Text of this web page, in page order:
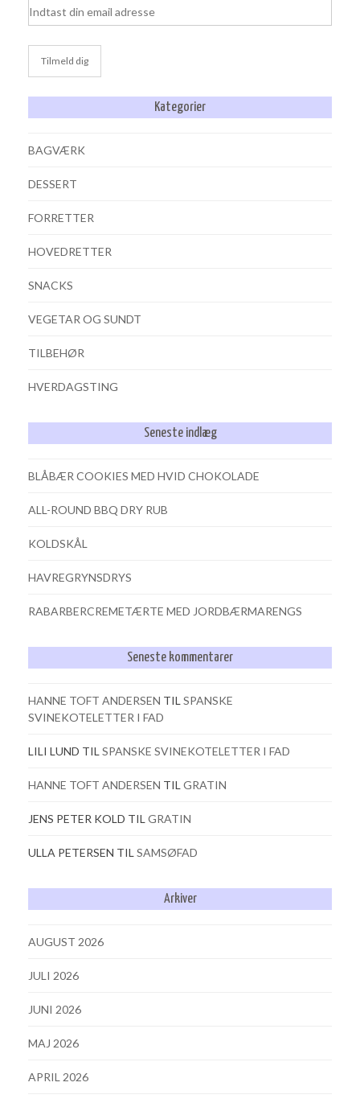
Kategorier
BAGVÆRK
DESSERT
FORRETTER
HOVEDRETTER
SNACKS
VEGETAR OG SUNDT
TILBEHØR
HVERDAGSTING
Seneste indlæg
BLÅBÆR COOKIES MED HVID CHOKOLADE
ALL-ROUND BBQ DRY RUB
KOLDSKÅL
HAVREGRYNSDRYS
RABARBERCREMETÆRTE MED JORDBÆRMARENGS
Seneste kommentarer
HANNE TOFT ANDERSEN TILSPANSKE
SVINEKOTELETTER I FAD
LILI LUND TILSPANSKE SVINEKOTELETTER I FAD
HANNE TOFT ANDERSEN TILGRATIN
JENS PETER KOLD TILGRATIN
ULLA PETERSEN TILSAMSØFAD
Arkiver
AUGUST 2026
JULI 2026
JUNI 2026
MAJ 2026
APRIL 2026